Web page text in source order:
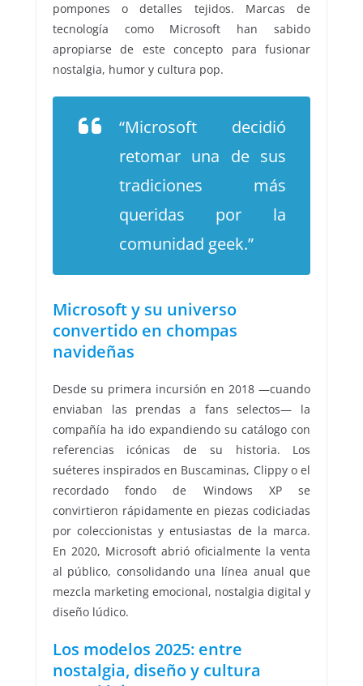
pompones o detalles tejidos. Marcas de
tecnología como Microsoft han sabido
apropiarse de este concepto para fusionar
nostalgia, humor y cultura pop.
“Microsoft decidió
retomar una de sus
tradiciones más
queridas por la
comunidad geek.”
Microsoft y su universo
convertido en chompas
navideñas
Desde su primera incursión en 2018 —cuando
enviaban las prendas a fans selectos— la
compañía ha ido expandiendo su catálogo con
referencias icónicas de su historia. Los
suéteres inspirados en Buscaminas, Clippy o el
recordado fondo de Windows XP se
convirtieron rápidamente en piezas codiciadas
por coleccionistas y entusiastas de la marca.
En 2020, Microsoft abrió oficialmente la venta
al público, consolidando una línea anual que
mezcla marketing emocional, nostalgia digital y
diseño lúdico.
Los modelos 2025: entre
nostalgia, diseño y cultura